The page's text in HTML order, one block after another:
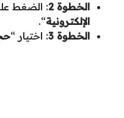
الخطوة 2 : الضغط
الإلكترونية“.
الخطوة 3
: اختيار “